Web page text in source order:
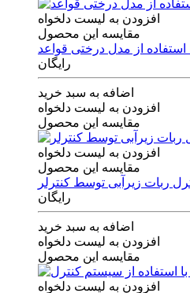
افزودن به لیست دلخواه
مقایسه این محصول
رایگان
اضافه به سبد خرید
افزودن به لیست دلخواه
مقایسه این محصول
افزودن به لیست دلخواه
مقایسه این محصول
رایگان
اضافه به سبد خرید
افزودن به لیست دلخواه
مقایسه این محصول
افزودن به لیست دلخواه